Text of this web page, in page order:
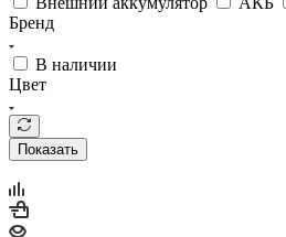
В наличии
Цвет
Показать